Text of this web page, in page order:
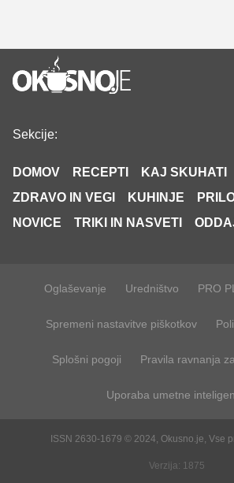
Sekcije:
DOMOV RECEPTI
KAJ SKUHATI
ZDRAVO IN VEGI
KUHINJE
NOVICE
TRIKI IN NASVETI
Oglaševanje Uredništvo PRO
Spremeni nastavitve piškotkov
Splošni pogoji Pravila ravnanja
Uporaba umetne
ISSN 2630-1679 © 2024, Okusno.je, Vse
Verzija: 1875